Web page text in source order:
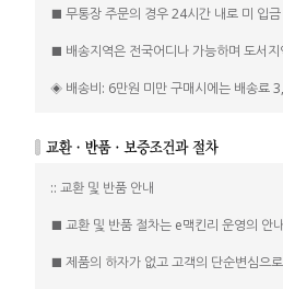
■ 무통장 주문의 경우 24시간 내로 미 입
■ 배송지역은 전국어디나 가능하며 도서
◈ 배송비: 6만원 미만 구매시에는 배송료
:: 교환 및 반품 안내
■ 교환 및 반품 절차는 e맥킨리 운영의 안
■ 제품의 하자가 없고 고객의 단순변심으